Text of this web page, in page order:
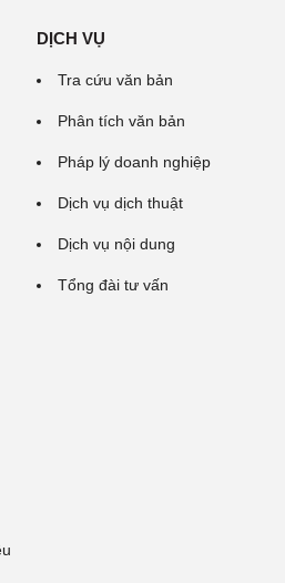
DỊCH VỤ
Tra cứu văn bản
Phân tích văn bản
Pháp lý doanh nghiệp
Dịch vụ dịch thuật
Dịch vụ nội dung
Tổng đài tư vấn